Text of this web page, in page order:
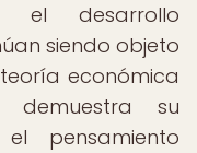
el desarrollo
siendo objeto
económica
demuestra su
pensamiento